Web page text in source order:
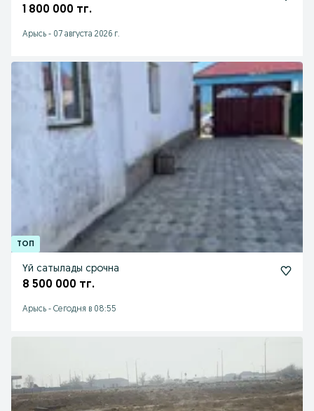
1 800 000 тг.
Арысь - 07 августа 2026 г.
Үй сатылады срочна
8 500 000 тг.
Арысь - Сегодня в 08:55